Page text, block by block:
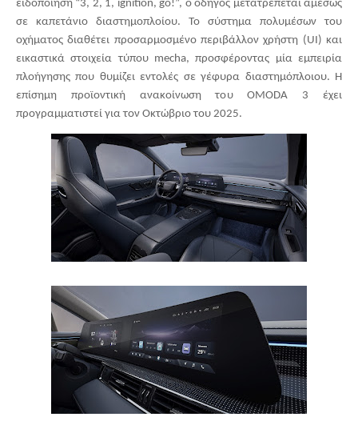
ειδοποίηση “3, 2, 1, ignition, go!”, ο οδηγός μετατρέπεται αμέσως
σε καπετάνιο διαστημοπλοίου. Το σύστημα πολυμέσων του
οχήματος διαθέτει προσαρμοσμένο περιβάλλον χρήστη (UI) και
εικαστικά στοιχεία τύπου mecha, προσφέροντας μία εμπειρία
πλοήγησης που θυμίζει εντολές σε γέφυρα διαστημόπλοιου. Η
επίσημη προϊοντική ανακοίνωση τουOMODA 3 έχει
προγραμματιστεί για τον Οκτώβριο του 2025.